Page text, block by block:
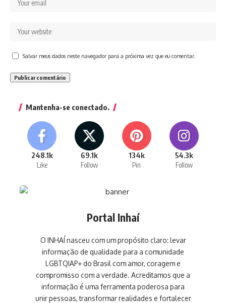
Salvar meus dados neste navegador para a próxima vez que eu comentar.
Mantenha-se conectado.
248.1k
Like
69.1k
Follow
134k
Pin
54.3k
Follow
Portal Inhaí
O INHAÍ nasceu com um propósito claro: levar
informação de qualidade para a comunidade
LGBTQIAP+ do Brasil com amor, coragem e
compromisso com a verdade. Acreditamos que a
informação é uma ferramenta poderosa para
unir pessoas, transformar realidades e fortalecer